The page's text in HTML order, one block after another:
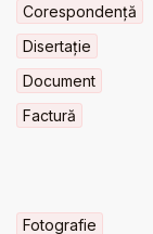
Corespondență
Disertație
Document
Factură
Fotografie